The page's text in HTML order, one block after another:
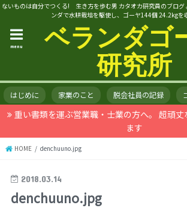
ないものは自分でつくる! 生き方を歩む男 カタオカ研究員のブログ
ンダで水耕栽培を駆使し、ゴーヤ144個 24.2kgを
ベランダゴ
研究所
menu
はじめに 家業のこと 脱会社員の記録
重い書類を運ぶ営業職・士業の方へ。 超頑丈
ます
HOME denchuuno.jpg
2018.03.14
denchuuno.jpg